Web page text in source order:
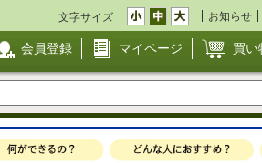
文字サイズ お知らせ
会員登録 マイページ 買い